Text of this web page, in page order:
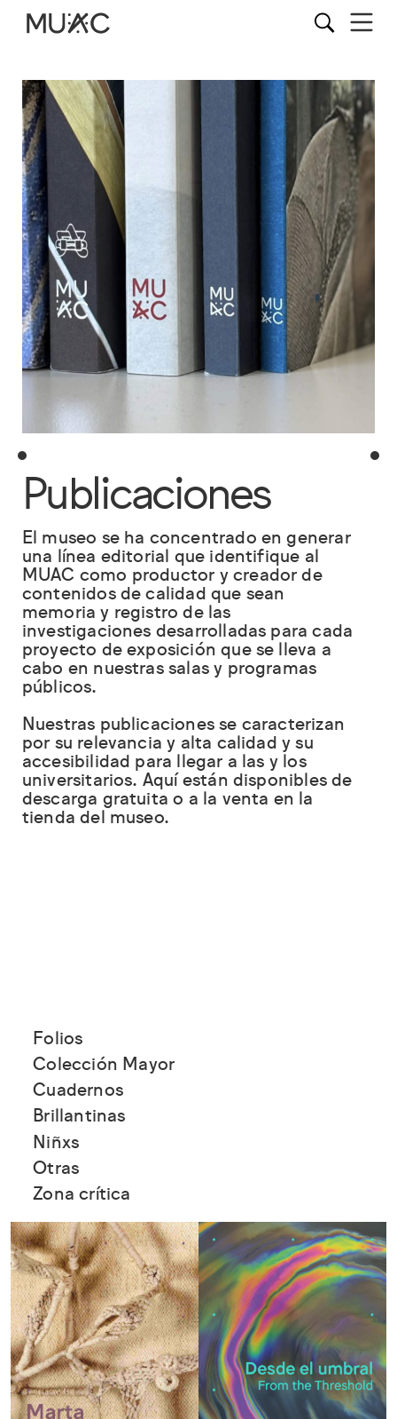
Publicaciones
El museo se ha concentrado en generar
una línea editorial que identifique al
MUAC como productor y creador de
contenidos de calidad que sean
memoria y registro de las
investigaciones desarrolladas para cada
proyecto de exposición que se lleva a
cabo en nuestras salas y programas
públicos.
Nuestras publicaciones se caracterizan
por su relevancia y alta calidad y su
accesibilidad para llegar a las y los
universitarios. Aquí están disponibles de
descarga gratuita o a la venta en la
tienda del museo.
Folios
Colección Mayor
Cuadernos
Brillantinas
Niñxs
Otras
Zona crítica